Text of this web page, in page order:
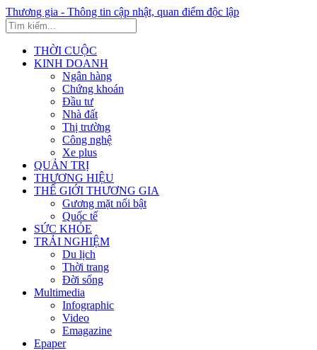
Thương gia - Thông tin cập nhật, quan điểm độc lập
THỜI CUỘC
KINH DOANH
Ngân hàng
Chứng khoán
Đầu tư
Nhà đất
Thị trường
Công nghệ
Xe plus
QUẢN TRỊ
THƯƠNG HIỆU
THẾ GIỚI THƯƠNG GIA
Gương mặt nổi bật
Quốc tế
SỨC KHỎE
TRẢI NGHIỆM
Du lịch
Thời trang
Đời sống
Multimedia
Infographic
Video
Emagazine
Epaper